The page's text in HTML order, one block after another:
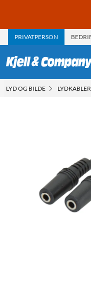
PRIVATPERSON
LYD OG BILDE